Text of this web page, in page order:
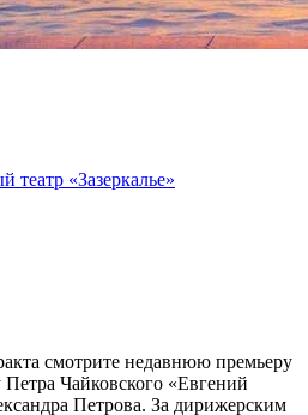
театр «Зазеркалье»
смотрите недавнюю премьеру
Петра Чайковского «Евгений
Петрова. За дирижерским